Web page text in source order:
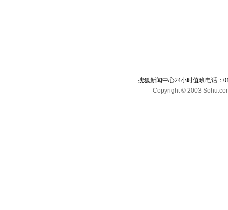
搜狐新闻中心24小时值班电话：
Copyright © 2003